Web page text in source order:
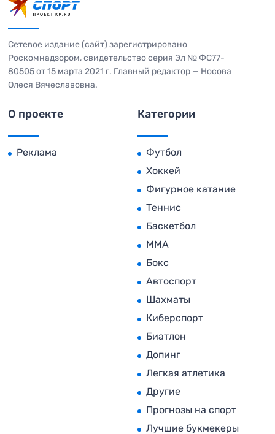
Сетевое издание (сайт) зарегистрировано
Роскомнадзором, свидетельство серия Эл № ФС77-
80505 от 15 марта 2021 г. Главный редактор — Носова
Олеся Вячеславовна.
О проекте
Реклама
Категории
Футбол
Хоккей
Фигурное катание
Теннис
Баскетбол
MMA
Бокс
Автоспорт
Шахматы
Киберспорт
Биатлон
Допинг
Легкая атлетика
Другие
Прогнозы на спорт
Лучшие букмекеры